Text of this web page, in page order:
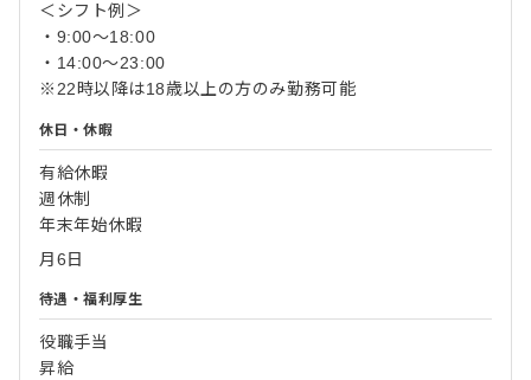
＜シフト例＞
・9:00～18:00
・14:00～23:00
※22時以降は18歳以上の方のみ勤務可能
休日・休暇
有給休暇
週休制
年末年始休暇
月6日
待遇・福利厚生
役職手当
昇給